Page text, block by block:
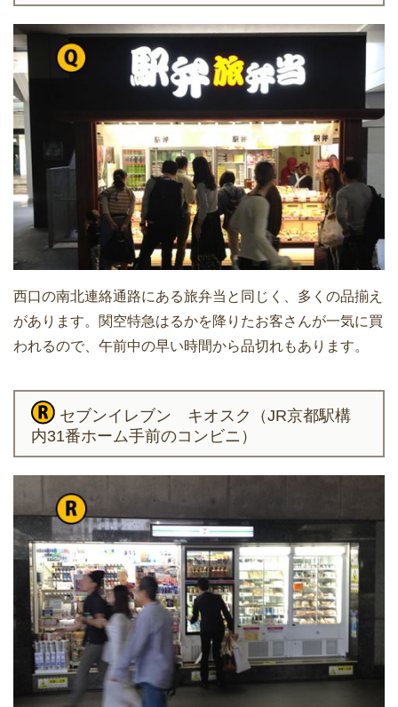
西口の南北連絡通路にある旅弁当と同じく、多くの品揃え
があります。関空特急はるかを降りたお客さんが一気に買
われるので、午前中の早い時間から品切れもあります。
セブンイレブン キオスク（JR京都駅構
内31番ホーム手前のコンビニ）